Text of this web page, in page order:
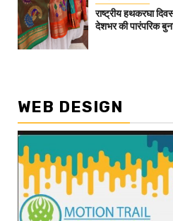
राष्ट्रीय हथकरघा
देशभर की पारंपरिक
WEB DESIGN